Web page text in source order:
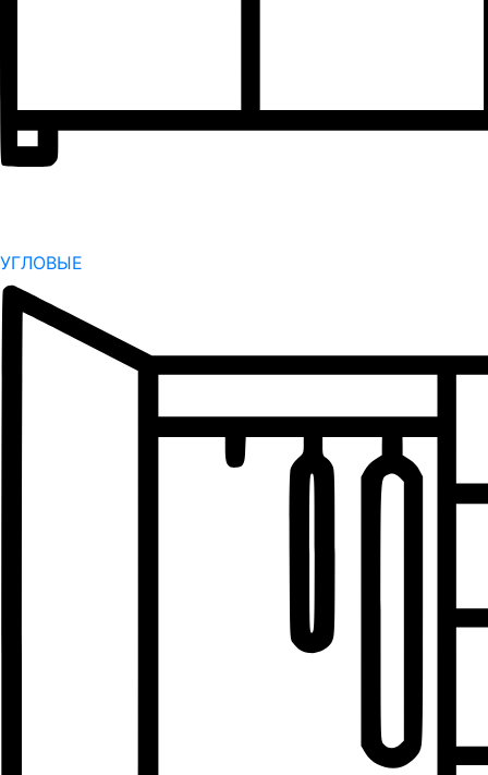
УГЛОВЫЕ